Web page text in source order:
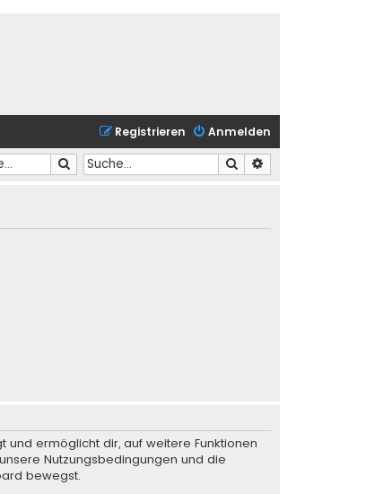
Anmelden
Registrieren
Suche
Suche
und ermöglicht dir, auf weitere Funktionen
Nutzungsbedingungen und die
bewegst.